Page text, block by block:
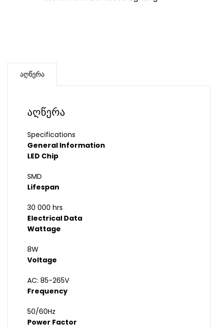
აღწერა
აღწერა
Specifications
General Information
LED Chip
SMD
Lifespan
30 000 hrs
Electrical Data
Wattage
8W
Voltage
AC: 85-265V
Frequency
50/60Hz
Power Factor